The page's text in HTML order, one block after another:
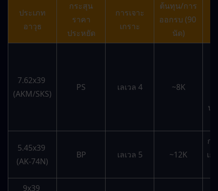
ประเภท
อาวุธ
กระสุน
ราคา
ประหยัด
การเจาะ
เกราะ
ต้นทุน/การ
ออกรบ (90
นัด)
7.62x39
(AKM/SKS)
PS เลเวล 4 ~8K
ป
5.45x39
(AK-74N)
BP เลเวล 5 ~12K
ก
เก
9x39